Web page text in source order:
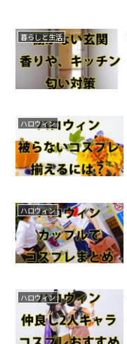
暮らしと生活
ハロウィン
ハロウィン
ハロウィン